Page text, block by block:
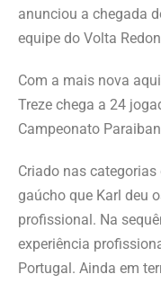
anunciou a chegada
equipe do Volta
Com a mais nova
Treze chega a 24
Campeonato
Criado nas
gaúcho que Karl deu
profissional. Na
experiência
Portugal. Ainda em